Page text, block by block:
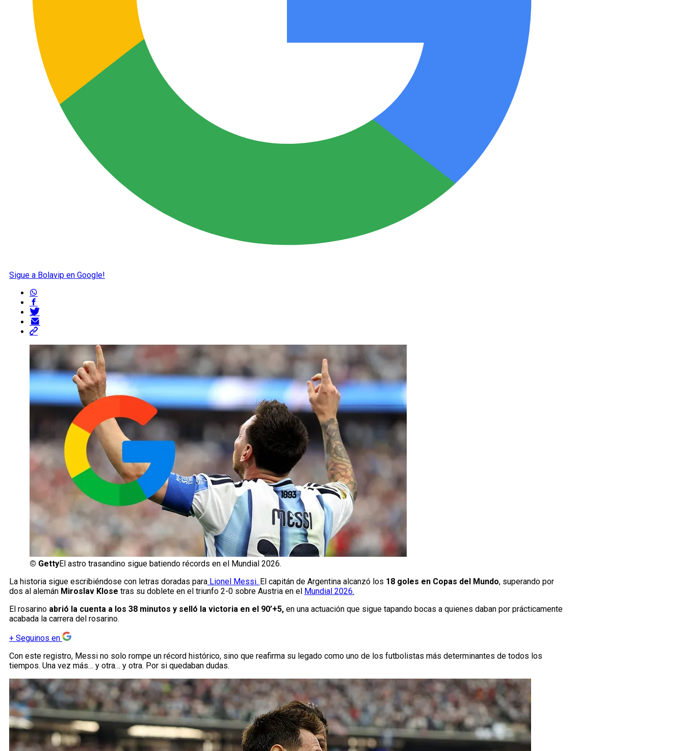
Sigue a Bolavip en Google!
© GettyEl astro trasandino sigue batiendo récords en el Mundial 2026.
La historia sigue escribiéndose con letras doradas para Lionel Messi. El capitán de Argentina alcanzó los 18 goles en Copas del Mundo, superando por
dos al alemán Miroslav Klose tras su doblete en el triunfo 2-0 sobre Austria en el Mundial 2026.
El rosarino abrió la cuenta a los 38 minutos y selló la victoria en el 90’+5, en una actuación que sigue tapando bocas a quienes daban por prácticamente
acabada la carrera del rosarino.
+ Seguinos en
Con este registro, Messi no solo rompe un récord histórico, sino que reafirma su legado como uno de los futbolistas más determinantes de todos los
tiempos. Una vez más… y otra… y otra. Por si quedaban dudas.